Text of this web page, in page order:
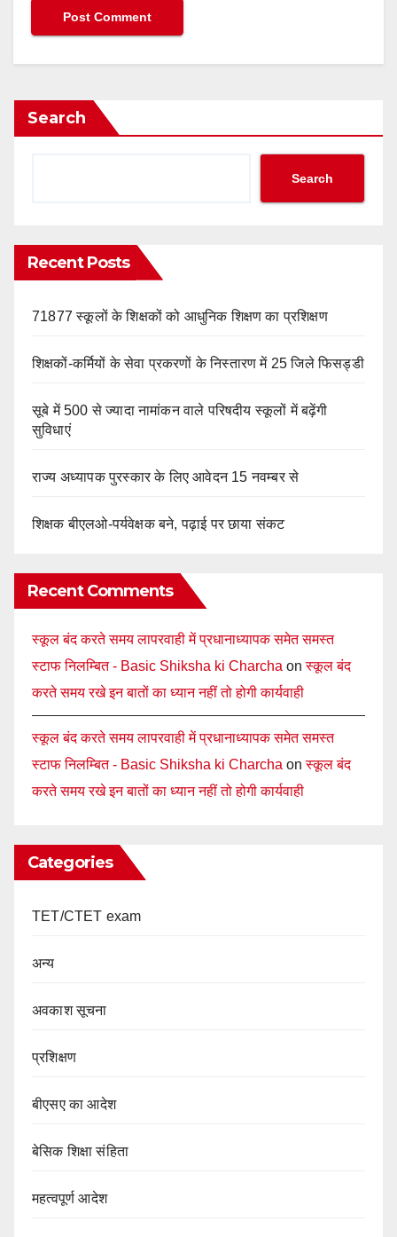
Search
Search
Recent Posts
71877 स्कूलों के शिक्षकों को आधुनिक शिक्षण का प्रशिक्षण
शिक्षकों-कर्मियों के सेवा प्रकरणों के निस्तारण में 25 जिले फिसड्डी
सूबे में 500 से ज्यादा नामांकन वाले परिषदीय स्कूलों में बढ़ेंगी
सुविधाएं
राज्य अध्यापक पुरस्कार के लिए आवेदन 15 नवम्बर से
शिक्षक बीएलओ-पर्यवेक्षक बने, पढ़ाई पर छाया संकट
Recent Comments
स्कूल बंद करते समय लापरवाही में प्रधानाध्यापक समेत समस्त
स्टाफ निलम्बित - Basic Shiksha ki Charcha onस्कूल बंद
करते समय रखे इन बातों का ध्यान नहीं तो होगी कार्यवाही
स्कूल बंद करते समय लापरवाही में प्रधानाध्यापक समेत समस्त
स्टाफ निलम्बित - Basic Shiksha ki Charcha onस्कूल बंद
करते समय रखे इन बातों का ध्यान नहीं तो होगी कार्यवाही
Categories
TET/CTET exam
अन्य
अवकाश सूचना
प्रशिक्षण
बीएसए का आदेश
बेसिक शिक्षा संहिता
महत्वपूर्ण आदेश